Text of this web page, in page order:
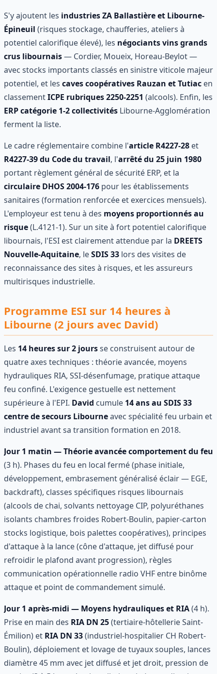
S'y ajoutent les industries ZA Ballastière et Libourne-
Épineuil (risques stockage, chaufferies, ateliers à
potentiel calorifique élevé), les négociants vins grands
crus libournais— Cordier, Moueix, Horeau-Beylot —
avec stocks importants classés en sinistre viticole majeur
potentiel, et les caves coopératives Rauzan et Tutiac en
classementICPE rubriques 2250-2251 (alcools). Enfin, les
ERP catégorie 1-2 collectivités Libourne-Agglomération
ferment la liste.
Le cadre réglementaire combine l'article R4227-28 et
R4227-39 du Code du travail, l'arrêté du 25 juin 1980
portant règlement général de sécurité ERP, et la
circulaire DHOS 2004-176 pour les établissements
sanitaires (formation renforcée et exercices mensuels).
L'employeur est tenu à des moyens proportionnés au
risque(L.4121-1). Sur un site à fort potentiel calorifique
libournais, l'ESI est clairement attendue par la DREETS
Nouvelle-Aquitaine, leSDIS 33 lors des visites de
reconnaissance des sites à risques, et les assureurs
multirisques industrielle.
Programme ESI sur 14 heures à
Libourne (2 jours avec David)
Les 14 heures sur 2 joursse construisent autour de
quatre axes techniques : théorie avancée, moyens
hydrauliques RIA, SSI-désenfumage, pratique attaque
feu confiné. L'exigence gestuelle est nettement
supérieure à l'EPI. David cumule 14 ans au SDIS 33
centre de secours Libourneavec spécialité feu urbain et
industriel avant sa transition formation en 2018.
Jour 1 matin — Théorie avancée comportement du feu
(3 h). Phases du feu en local fermé (phase initiale,
développement, embrasement généralisé éclair — EGE,
backdraft), classes spécifiques risques libournais
(alcools de chai, solvants nettoyage CIP, polyuréthanes
isolants chambres froides Robert-Boulin, papier-carton
stocks logistique, bois palettes coopératives), principes
d'attaque à la lance (cône d'attaque, jet diffusé pour
refroidir le plafond avant progression), règles
communication opérationnelle radio VHF entre binôme
attaque et point de commandement simulé.
Jour 1 après-midi — Moyens hydrauliques et RIA(4 h).
Prise en main des RIA DN 25(tertiaire-hôtellerie Saint-
Émilion) et RIA DN 33(industriel-hospitalier CH Robert-
Boulin), déploiement et lovage de tuyaux souples, lances
diamètre 45 mm avec jet diffusé et jet droit, pression de